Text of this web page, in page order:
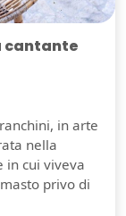
cantante
in arte
nella
in cui viveva
privo di